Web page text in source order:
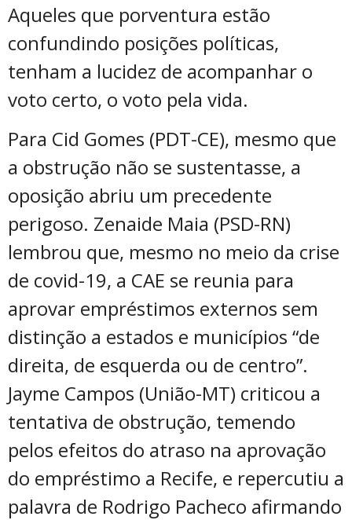
Aqueles que porventura estão
confundindo posições políticas,
tenham a lucidez de acompanhar o
voto certo, o voto pela vida.
Para Cid Gomes (PDT-CE), mesmo que
a obstrução não se sustentasse, a
oposição abriu um precedente
perigoso. Zenaide Maia (PSD-RN)
lembrou que, mesmo no meio da crise
de covid-19, a CAE se reunia para
aprovar empréstimos externos sem
distinção a estados e municípios “de
direita, de esquerda ou de centro”.
Jayme Campos (União-MT) criticou a
tentativa de obstrução, temendo
pelos efeitos do atraso na aprovação
do empréstimo a Recife, e repercutiu a
palavra de Rodrigo Pacheco afirmando